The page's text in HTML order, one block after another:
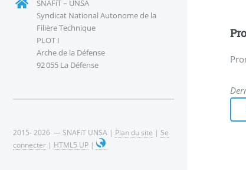
SNAFiT – UNSA
Syndicat National Autonome de la
Filière Technique
PLOT I
Arche de la Défense
92 055 La Défense
2015- 2026 — SNAFiT UNSA | Plan du site | Se
connecter | HTML5 UP |